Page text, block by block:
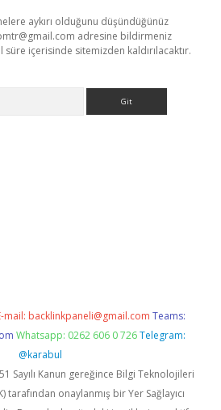
aykırı olduğunu düşündüğünüz
adresine bildirmeniz
içerisinde sitemizden kaldırılacaktır.
mail: backlinkpaneli@gmail.com Teams:
Whatsapp: 0262 606 0 726 Telegram:
@karabul
Sayılı Kanun gereğince Bilgi Teknolojileri
tarafından onaylanmış bir Yer Sağlayıcı